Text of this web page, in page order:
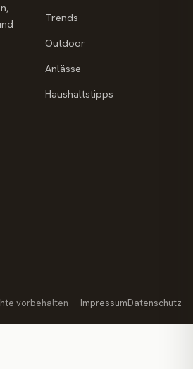
Trends
Outdoor
Anlässe
Haushaltstipps
vorbehalten ImpressumDatenschutz